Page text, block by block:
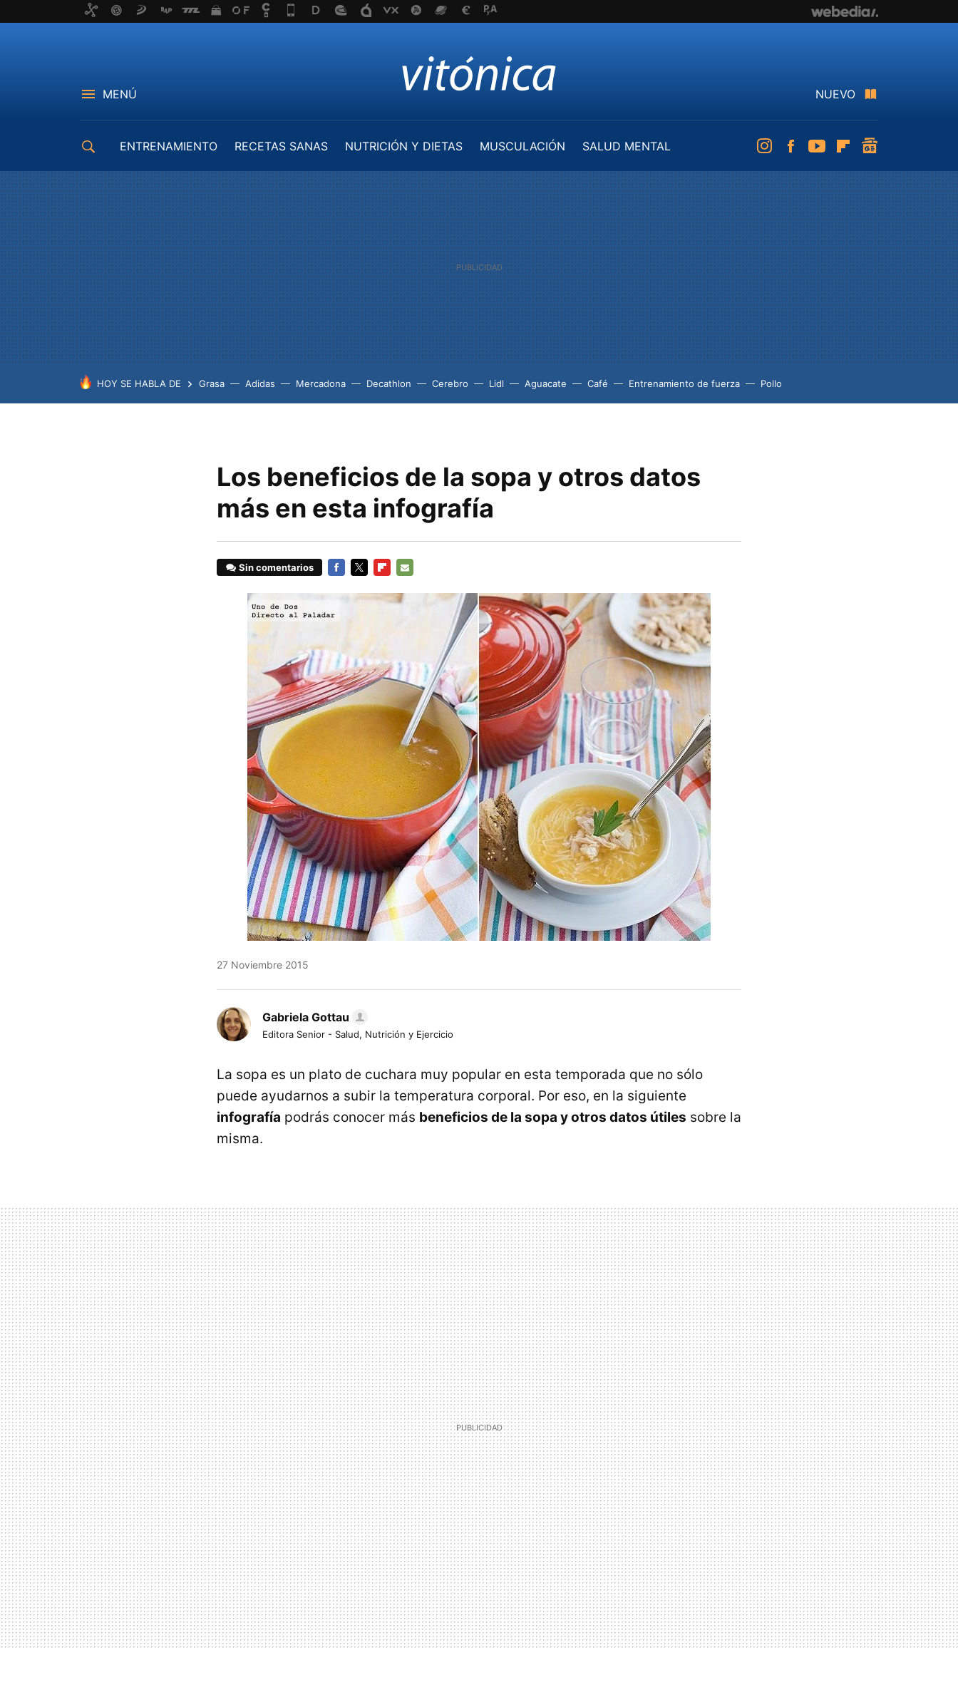
MENÚ NUEVO
ENTRENAMIENTO RECETAS SANAS NUTRICIÓN Y DIETAS MUSCULACIÓN
SALUD MENTAL
InstagramFacebookYoutubeFlipboard
HOY SE HABLA DE Grasa Adidas Mercadona Decathlon Cerebro Lidl Aguacate Café Entrenamiento de fuerza Pollo
Los beneficios de la sopa y otros datos
más en esta infografía
Sin comentarios
MAIL
27 Noviembre 2015
Gabriela Gottau
Editora Senior - Salud, Nutrición y Ejercicio
La sopa es un plato de cuchara muy popular en esta temporada que no sólo
puede ayudarnos a subir la temperatura corporal. Por eso, en la siguiente
infografía podrás conocer más beneficios de la sopa y otros datos útiles sobre la
misma.